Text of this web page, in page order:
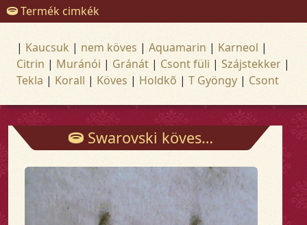
Termék cimkék
| Kaucsuk | nem köves | Aquamarin | Karneol |
Citrin | Muránói | Gránát | Csont füli | Szájstekker |
Tekla | Korall | Köves | Holdkõ | T Gyöngy | Csont
Swarovski köves fülbevaló stekkeres - Fülbevalók - Arany és ezüst ékszerek